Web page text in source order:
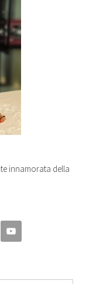
innamorata della